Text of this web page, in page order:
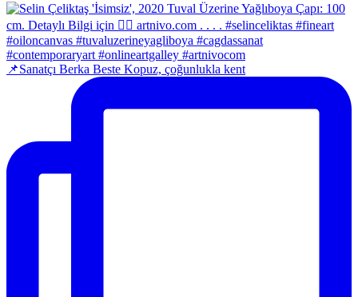
📌Sanatçı Berka Beste Kopuz, çoğunlukla kent